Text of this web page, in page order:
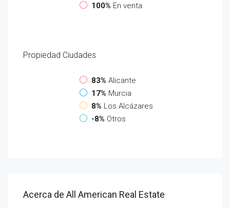
100% En venta
Propiedad Ciudades
83% Alicante
17% Murcia
8% Los Alcázares
-8% Otros
Acerca de All American Real Estate